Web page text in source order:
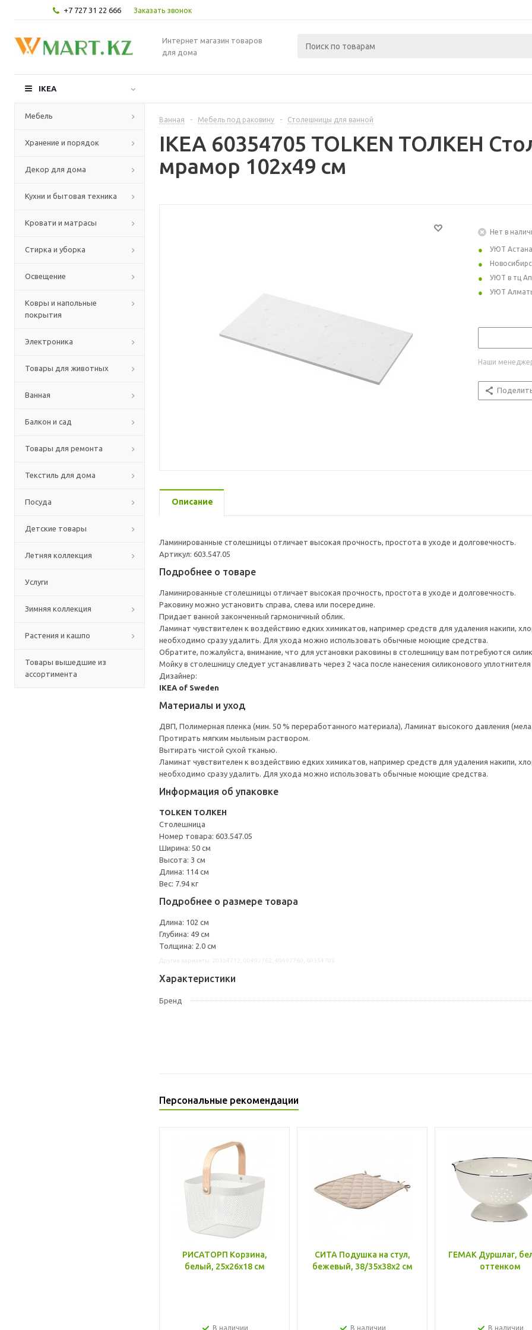
+7 727 31 22 666 Заказать звонок
Интернет магазин товаров
для дома
IKEA
Мебель
Хранение и порядок
Декор для дома
Кухни и бытовая техника
Кровати и матрасы
Стирка и уборка
Освещение
Ковры и напольные
покрытия
Электроника
Товары для животных
Ванная
Балкон и сад
Товары для ремонта
Текстиль для дома
Посуда
Детские товары
Летняя коллекция
Услуги
Зимняя коллекция
Растения и кашпо
Товары вышедшие из
ассортимента
Ванная - Мебель под раковину - Столешницы для ванной
IKEA 60354705 TOLKEN ТОЛКЕН
мрамор 102x49 см
Нет в
УЮТ Астана
УЮТ в тц
УЮТ
Наши
Описание
Ламинированные столешницы отличает высокая прочность, простота в уходе и долговечность.
Артикул: 603.547.05
Подробнее о товаре
Ламинированные столешницы отличает высокая прочность, простота в уходе и долговечность.
Раковину можно установить справа, слева или посередине.
Придает ванной законченный гармоничный облик.
Ламинат чувствителен к воздействию едких химикатов, например средств для удаления накипи,
необходимо сразу удалить. Для ухода можно использовать обычные моющие средства.
Обратите, пожалуйста, внимание, что для установки раковины в столешницу вам потребуются
Мойку в столешницу следует устанавливать через 2 часа после нанесения силиконового
Дизайнер:
IKEA of Sweden
Материалы и уход
ДВП, Полимерная пленка (мин. 50 % переработанного материала), Ламинат высокого давления
Протирать мягким мыльным раствором.
Вытирать чистой сухой тканью.
Ламинат чувствителен к воздействию едких химикатов, например средств для удаления накипи,
необходимо сразу удалить. Для ухода можно использовать обычные моющие средства.
Информация об упаковке
TOLKEN ТОЛКЕН
Столешница
Номер товара: 603.547.05
Ширина: 50 см
Высота: 3 см
Длина: 114 см
Вес: 7.94 кг
Подробнее о размере товара
Длина: 102 см
Глубина: 49 см
Толщина: 2.0 см
Характеристики
Бренд
Персональные рекомендации
РИСАТОРП Корзина,
белый, 25x26x18 см
В наличии
СИТА Подушка на стул,
бежевый, 38/35x38x2 см
В наличии
ГЕМАК Дуршлаг,
оттенком
В наличии